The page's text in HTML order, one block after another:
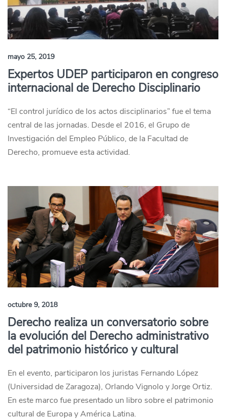
mayo 25, 2019
Expertos UDEP participaron en congreso
internacional de Derecho Disciplinario
“El control jurídico de los actos disciplinarios” fue el tema
central de las jornadas. Desde el 2016, el Grupo de
Investigación del Empleo Público, de la Facultad de
Derecho, promueve esta actividad.
octubre 9, 2018
Derecho realiza un conversatorio sobre
la evolución del Derecho administrativo
del patrimonio histórico y cultural
En el evento, participaron los juristas Fernando López
(Universidad de Zaragoza), Orlando Vignolo y Jorge Ortiz.
En este marco fue presentado un libro sobre el patrimonio
cultural de Europa y América Latina.